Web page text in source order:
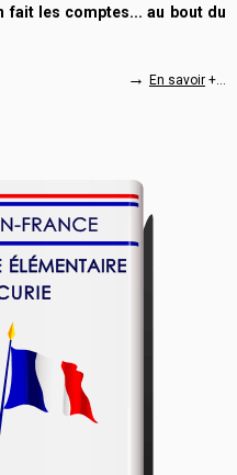
fait les comptes... au bout du
→ En savoir +...